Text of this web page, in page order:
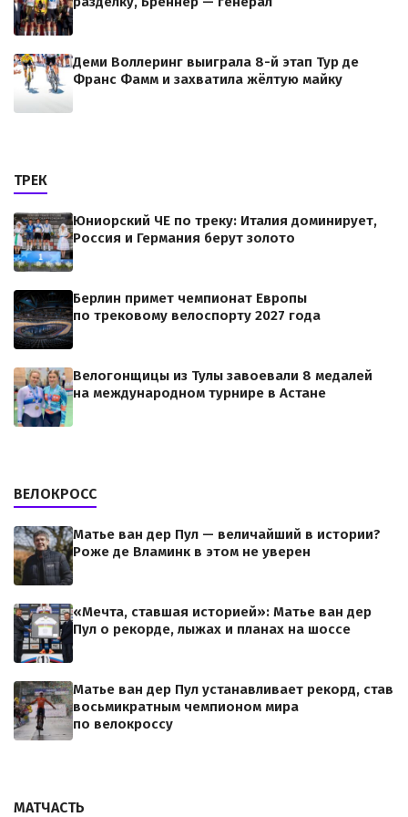
Деми Воллеринг выиграла 8-й этап Тур де
Франс Фамм и захватила жёлтую майку
ТРЕК
Юниорский ЧЕ по треку: Италия доминирует,
Россия и Германия берут золото
Берлин примет чемпионат Европы
по трековому велоспорту 2027 года
Велогонщицы из Тулы завоевали 8 медалей
на международном турнире в Астане
ВЕЛОКРОСС
Матье ван дер Пул — величайший в истории?
Роже де Вламинк в этом не уверен
«Мечта, ставшая историей»: Матье ван дер
Пул о рекорде, лыжах и планах на шоссе
Матье ван дер Пул устанавливает рекорд, став
восьмикратным чемпионом мира
по велокроссу
МАТЧАСТЬ